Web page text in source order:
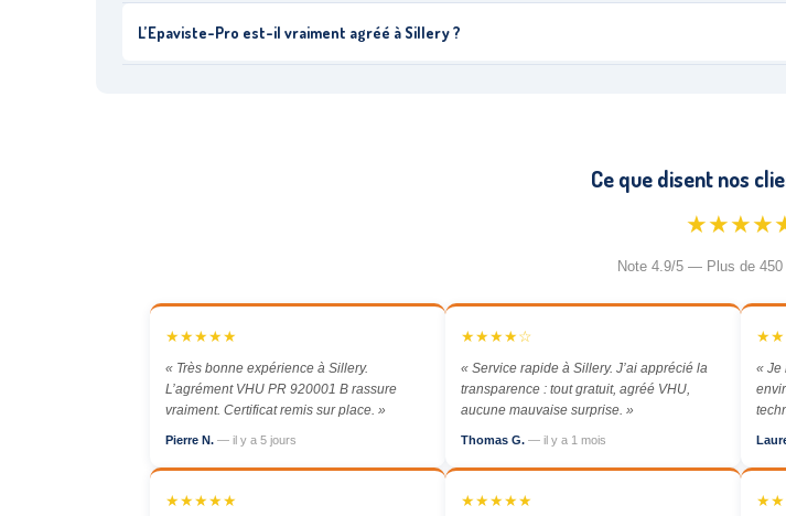
L’Epaviste-Pro est-il vraiment agréé à Sillery ?
Ce que disent nos
Note 4.9/5 — Plus de
★★★★★
« Très bonne expérience à Sillery.
L’agrément VHU PR 920001 B rassure
vraiment. Certificat remis sur place. »
Pierre N. — il y a 5 jours
★★★★☆
« Service rapide à Sillery. J’ai apprécié la
transparence : tout gratuit, agréé VHU,
aucune mauvaise surprise. »
Thomas G. — il y a 1 mois
« Je
★★★★★ ★★★★★